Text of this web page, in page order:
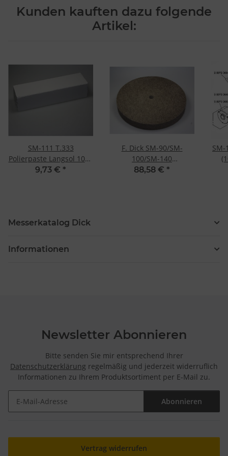
Kunden kauften dazu folgende
Artikel:
SM-111 T.333
Polierpaste Langsol 1009
F. Dick
9,73 € *
F. Dick SM-90/SM-
100/SM-140
Polierscheibe 200 x 25 x
88,58 € *
Messerkatalog Dick
Informationen
Newsletter Abonnieren
Bitte senden Sie mir entsprechend Ihrer
Datenschutzerklärung regelmäßig und jederzeit widerruflich
Informationen zu Ihrem Produktsortiment per E-Mail zu.
Abonnieren
Vertrag widerrufen
Messung der Performance von Inhalten
Analyse von Zielgruppen durch Statistiken oder Kombinationen
von Daten aus verschiedenen Quellen
Entwicklung und Verbesserung der Angebote
Verwendung genauer Standortdaten